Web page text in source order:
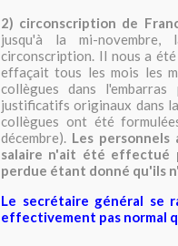
2) circonscription de
jusqu'à la mi-
circonscription. Il nous a
effaçait tous les mois les
collègues dans
justificatifs originaux dans
collègues ont été
décembre). Les
salaire n'ait été effectué
perdue étant donné qu'ils
Le secrétaire général se
effectivement pas normal